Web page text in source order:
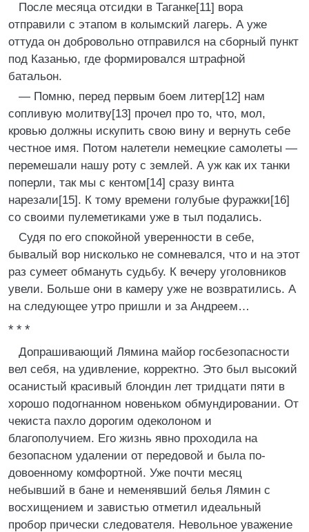
После месяца отсидки в Таганке[11] вора
отправили с этапом в колымский лагерь. А уже
оттуда он добровольно отправился на сборный пункт
под Казанью, где формировался штрафной
батальон.
— Помню, перед первым боем литер[12] нам
сопливую молитву[13] прочел про то, что, мол,
кровью должны искупить свою вину и вернуть себе
честное имя. Потом налетели немецкие самолеты —
перемешали нашу роту с землей. А уж как их танки
поперли, так мы с кентом[14] сразу винта
нарезали[15]. К тому времени голубые фуражки[16]
со своими пулеметиками уже в тыл подались.
Судя по его спокойной уверенности в себе,
бывалый вор нисколько не сомневался, что и на этот
раз сумеет обмануть судьбу. К вечеру уголовников
увели. Больше они в камеру уже не возвратились. А
на следующее утро пришли и за Андреем…
* * *
Допрашивающий Лямина майор госбезопасности
вел себя, на удивление, корректно. Это был высокий
осанистый красивый блондин лет тридцати пяти в
хорошо подогнанном новеньком обмундировании. От
чекиста пахло дорогим одеколоном и
благополучием. Его жизнь явно проходила на
безопасном удалении от передовой и была по-
довоенному комфортной. Уже почти месяц
небывший в бане и неменявший белья Лямин с
восхищением и завистью отметил идеальный
пробор прически следователя. Невольное уважение